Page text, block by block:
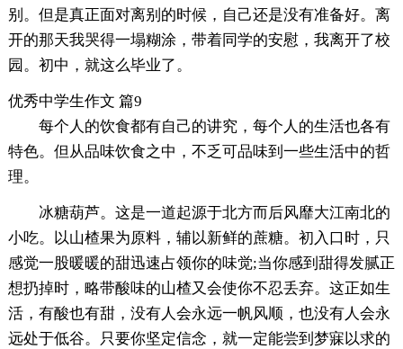
别。但是真正面对离别的时候，自己还是没有准备好。离
开的那天我哭得一塌糊涂，带着同学的安慰，我离开了校
园。初中，就这么毕业了。
优秀中学生作文 篇9
每个人的饮食都有自己的讲究，每个人的生活也各有
特色。但从品味饮食之中，不乏可品味到一些生活中的哲
理。
冰糖葫芦。这是一道起源于北方而后风靡大江南北的
小吃。以山楂果为原料，辅以新鲜的蔗糖。初入口时，只
感觉一股暖暖的甜迅速占领你的味觉;当你感到甜得发腻正
想扔掉时，略带酸味的山楂又会使你不忍丢弃。这正如生
活，有酸也有甜，没有人会永远一帆风顺，也没有人会永
远处于低谷。只要你坚定信念，就一定能尝到梦寐以求的